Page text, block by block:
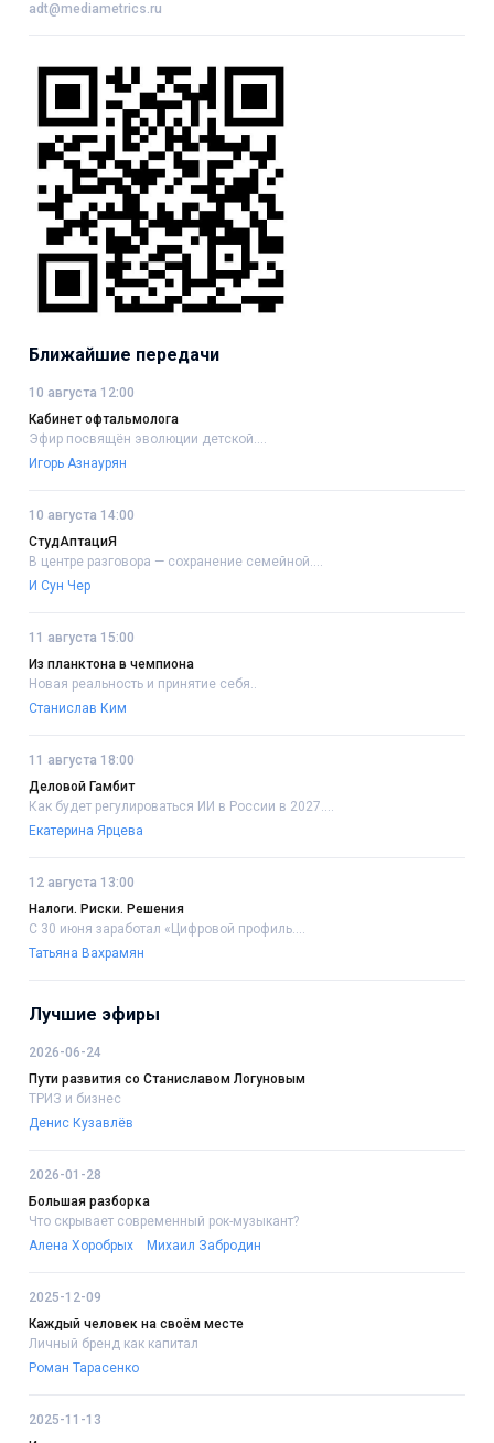
adt@mediametrics.ru
Ближайшие передачи
10 августа 12:00
Кабинет офтальмолога
Эфир посвящён эволюции детской....
Игорь Азнаурян
10 августа 14:00
СтудАптациЯ
В центре разговора — сохранение семейной....
И Сун Чер
11 августа 15:00
Из планктона в чемпиона
Новая реальность и принятие себя..
Станислав Ким
11 августа 18:00
Деловой Гамбит
Как будет регулироваться ИИ в России в 2027....
Екатерина Ярцева
12 августа 13:00
Налоги. Риски. Решения
С 30 июня заработал «Цифровой профиль....
Татьяна Вахрамян
Лучшие эфиры
2026-06-24
Пути развития со Станиславом Логуновым
ТРИЗ и бизнес
Денис Кузавлёв
2026-01-28
Большая разборка
Что скрывает современный рок-музыкант?
Алена Хоробрых
Михаил Забродин
2025-12-09
Каждый человек на своём месте
Личный бренд как капитал
Роман Тарасенко
2025-11-13